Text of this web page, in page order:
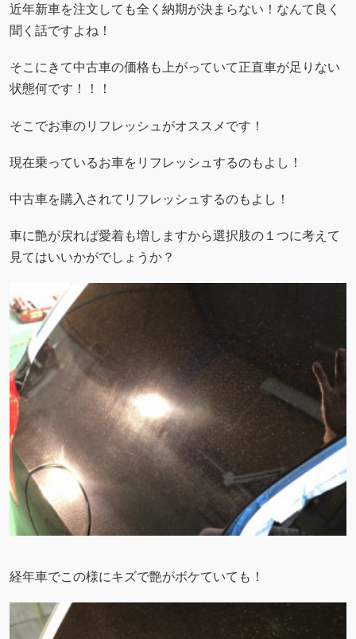
近年新車を注文しても全く納期が決まらない！なんて良く
聞く話ですよね！
そこにきて中古車の価格も上がっていて正直車が足りない
状態何です！！！
そこでお車のリフレッシュがオススメです！
現在乗っているお車をリフレッシュするのもよし！
中古車を購入されてリフレッシュするのもよし！
車に艶が戻れば愛着も増しますから選択肢の１つに考えて
見てはいいかがでしょうか？
経年車でこの様にキズで艶がボケていても！